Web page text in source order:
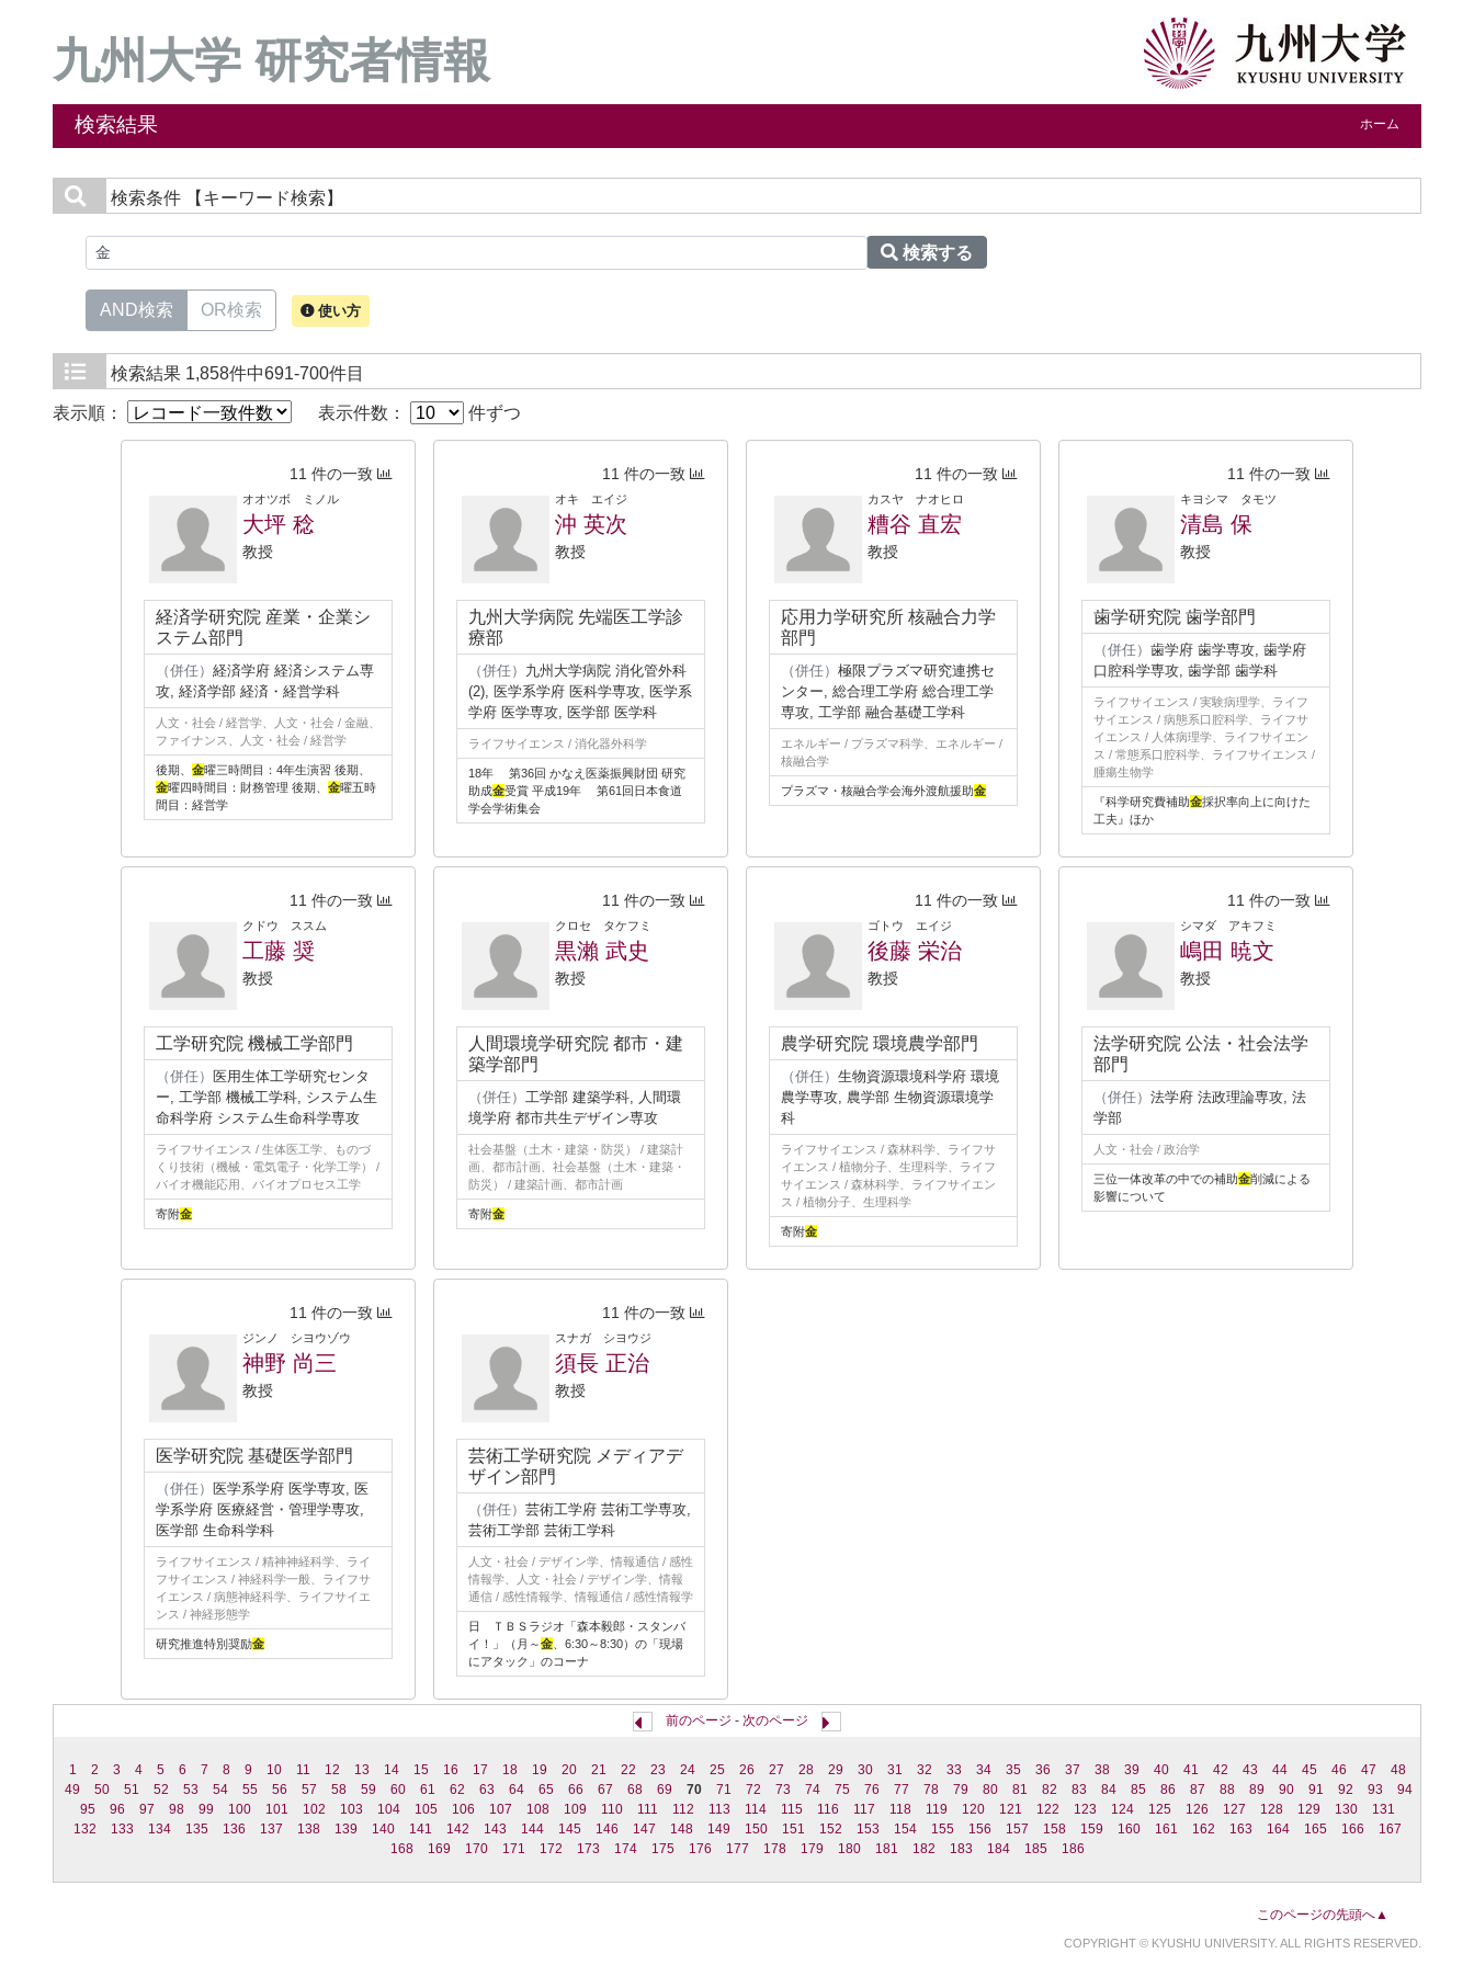
九州大学 研究者情報
検索結果 ホーム
検索条件 【キーワード検索】
検索する
AND検索 OR検索 使い方
検索結果 1,858件中691-700件目
表示順： 表示件数： 件ずつ
11 件の一致
オオツボ ミノル
大坪 稔
教授
経済学研究院 産業・企業シ
ステム部門
（併任） 経済学府 経済システム専
攻, 経済学部 経済・経営学科
人文・社会 / 経営学、人文・社会 / 金融、
ファイナンス、人文・社会 / 経営学
後期、 金曜三時間目：4年生演習 後期、
金曜四時間目：財務管理 後期、 金曜五時
間目：経営学
11 件の一致
オキ エイジ
沖 英次
教授
九州大学病院 先端医工学診
療部
（併任） 九州大学病院 消化管外科
(2), 医学系学府 医科学専攻, 医学系
学府 医学専攻, 医学部 医学科
ライフサイエンス / 消化器外科学
18年 第36回 かなえ医薬振興財団 研究
助成金受賞 平成19年 第61回日本食道
学会学術集会
11 件の一致
カスヤ ナオヒロ
糟谷 直宏
教授
応用力学研究所 核融合力学
部門
（併任） 極限プラズマ研究連携セ
ンター, 総合理工学府 総合理工学
専攻, 工学部 融合基礎工学科
エネルギー / プラズマ科学、エネルギー /
核融合学
プラズマ・核融合学会海外渡航援助金
11 件の一致
キヨシマ タモツ
清島 保
教授
歯学研究院 歯学部門
（併任） 歯学府 歯学専攻, 歯学府
口腔科学専攻, 歯学部 歯学科
ライフサイエンス / 実験病理学、ライフ
サイエンス / 病態系口腔科学、ライフサ
イエンス / 人体病理学、ライフサイエン
ス / 常態系口腔科学、ライフサイエンス /
腫瘍生物学
『科学研究費補助金採択率向上に向けた
工夫』ほか
11 件の一致
クドウ ススム
工藤 奨
教授
工学研究院 機械工学部門
（併任） 医用生体工学研究センタ
ー, 工学部 機械工学科, システム生
命科学府 システム生命科学専攻
ライフサイエンス / 生体医工学、ものづ
くり技術（機械・電気電子・化学工学） /
バイオ機能応用、バイオプロセス工学
寄附金
11 件の一致
クロセ タケフミ
黒瀨 武史
教授
人間環境学研究院 都市・建
築学部門
（併任） 工学部 建築学科, 人間環
境学府 都市共生デザイン専攻
社会基盤（土木・建築・防災） / 建築計
画、都市計画、社会基盤（土木・建築・
防災） / 建築計画、都市計画
寄附金
11 件の一致
ゴトウ エイジ
後藤 栄治
教授
農学研究院 環境農学部門
（併任） 生物資源環境科学府 環境
農学専攻, 農学部 生物資源環境学
科
ライフサイエンス / 森林科学、ライフサ
イエンス / 植物分子、生理科学、ライフ
サイエンス / 森林科学、ライフサイエン
ス / 植物分子、生理科学
寄附金
11 件の一致
シマダ アキフミ
嶋田 暁文
教授
法学研究院 公法・社会法学
部門
（併任） 法学府 法政理論専攻, 法
学部
人文・社会 / 政治学
三位一体改革の中での補助金削減による
影響について
11 件の一致
ジンノ シヨウゾウ
神野 尚三
教授
医学研究院 基礎医学部門
（併任） 医学系学府 医学専攻, 医
学系学府 医療経営・管理学専攻,
医学部 生命科学科
ライフサイエンス / 精神神経科学、ライ
フサイエンス / 神経科学一般、ライフサ
イエンス / 病態神経科学、ライフサイエ
ンス / 神経形態学
研究推進特別奨励金
11 件の一致
スナガ シヨウジ
須長 正治
教授
芸術工学研究院 メディアデ
ザイン部門
（併任） 芸術工学府 芸術工学専攻,
芸術工学部 芸術工学科
人文・社会 / デザイン学、情報通信 / 感性
情報学、人文・社会 / デザイン学、情報
通信 / 感性情報学、情報通信 / 感性情報学
日 ＴＢＳラジオ「森本毅郎・スタンバ
イ！」（月～金 、6:30～8:30）の「現場
にアタック」のコーナ
前のページ - 次のページ
1 2 3 4 5 6 7 8 9 10 11 12 13 14 15 16 17 18 19 20 21 22 23 24 25 26 27 28 29 30 31 32 33 34 35 36 37 38 39 40 41 42 43 44 45 46 47
48
49
50 51 52 53 54 55 56 57 58 59 60 61 62 63 64 65 66 67 68 69 70 71 72 73 74 75 76 77 78 79 80 81 82 83 84 85 86 87 88 89 90 91 92 93
94
95
96 97 98 99 100 101 102 103 104 105 106 107 108 109 110 111 112 113 114 115 116 117 118 119 120 121 122 123 124 125 126 127 128 129 130
131
132
133 134 135 136 137 138 139 140 141 142 143 144 145 146 147 148 149 150 151 152 153 154 155 156 157 158 159 160 161 162 163 164 165 166
167
168
169 170 171 172 173 174 175 176 177 178 179 180 181 182 183 184 185 186
このページの先頭へ▲
COPYRIGHT © KYUSHU UNIVERSITY. ALL RIGHTS RESERVED.